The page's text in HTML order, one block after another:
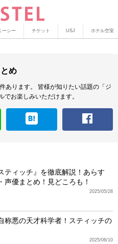
ーシー チケット USJ ホテル空室
め
あります。
皆様が知りたい話題の「ジ
でお楽しみいただけます。
ティッチ』を徹底解説！あらす
声優まとめ！見どころも！
2025/05/28
称悪の天才科学者！スティッチの
2025/06/10